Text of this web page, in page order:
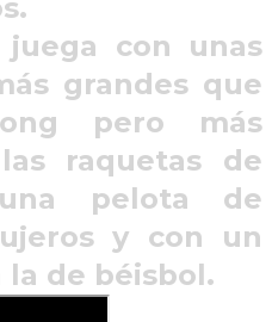
con unas
grandes que
pero más
raquetas de
pelota de
y con un
de béisbol.